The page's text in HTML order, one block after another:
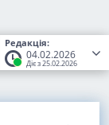
Редакція:
04.02.2026
Діє з 25.02.2026